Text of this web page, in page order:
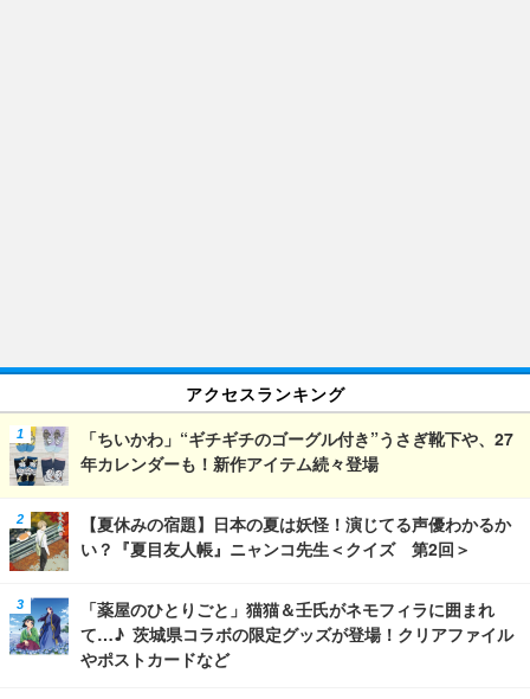
アクセスランキング
「ちいかわ」“ギチギチのゴーグル付き”うさぎ靴下や、27
年カレンダーも！新作アイテム続々登場
【夏休みの宿題】日本の夏は妖怪！演じてる声優わかるか
い？『夏目友人帳』ニャンコ先生＜クイズ 第2回＞
「薬屋のひとりごと」猫猫＆壬氏がネモフィラに囲まれ
て…♪ 茨城県コラボの限定グッズが登場！クリアファイル
やポストカードなど